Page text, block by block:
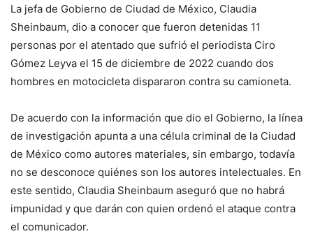
La jefa de Gobierno de Ciudad de México, Claudia
Sheinbaum, dio a conocer que fueron detenidas 11
personas por el atentado que sufrió el periodista Ciro
Gómez Leyva el 15 de diciembre de 2022 cuando dos
hombres en motocicleta dispararon contra su camioneta.
De acuerdo con la información que dio el Gobierno, la línea
de investigación apunta a una célula criminal de la Ciudad
de México como autores materiales, sin embargo, todavía
no se desconoce quiénes son los autores intelectuales. En
este sentido, Claudia Sheinbaum aseguró que no habrá
impunidad y que darán con quien ordenó el ataque contra
el comunicador.